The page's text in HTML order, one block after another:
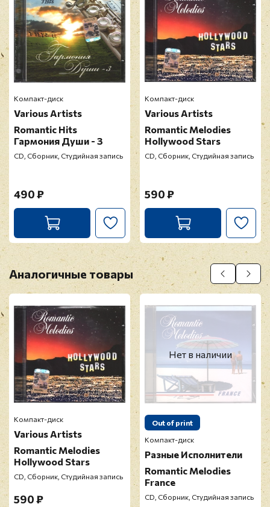
Компакт-диск
Various Artists
Romantic Hits
Гармония Души - 3
CD, Сборник, Студийная запись
490 ₽
Компакт-диск
Various Artists
Romantic Melodies
Hollywood Stars
CD, Сборник, Студийная запись
590 ₽
Аналогичные товары
Компакт-диск
Various Artists
Romantic Melodies
Hollywood Stars
CD, Сборник, Студийная запись
590 ₽
Нет в наличии
Out of print
Компакт-диск
Разные Исполнители
Romantic Melodies
France
CD, Сборник, Студийная запись